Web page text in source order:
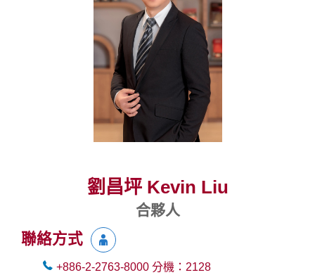
劉昌坪 Kevin Liu
合夥人
聯絡方式
+886-2-2763-8000 分機： 2128